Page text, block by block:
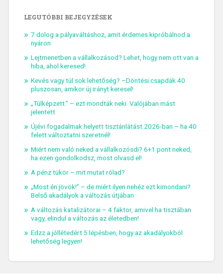
LEGUTÓBBI BEJEGYZÉSEK
7 dolog a pályaváltáshoz, amit érdemes kipróbálnod a
nyáron
Lejtmenetben a vállalkozásod? Lehet, hogy nem ott van a
hiba, ahol keresed!
Kevés vagy túl sok lehetőség? –Döntési csapdák 40
pluszosan, amikor új irányt keresel!
„Túlképzett.” – ezt mondták neki. Valójában mást
jelentett
Újévi fogadalmak helyett tisztánlátást 2026-ban – ha 40
felett változtatni szeretnél!
Miért nem való neked a vállalkozósdi? 6+1 pont neked,
ha ezen gondolkodsz, most olvasd el!
A pénz tükör – mit mutat rólad?
„Most én jövök!” – de miért ilyen nehéz ezt kimondani?
Belső akadályok a változás útjában
A változás katalizátorai – 4 faktor, amivel ha tisztában
vagy, elindul a változás az életedben!
Edzz a jóllétedért 5 lépésben, hogy az akadályokból
lehetőség legyen!